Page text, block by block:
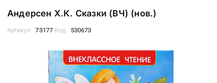
Андерсен Х.К. Сказки (ВЧ) (нов.)
Артикул: 73177 Код: 530673